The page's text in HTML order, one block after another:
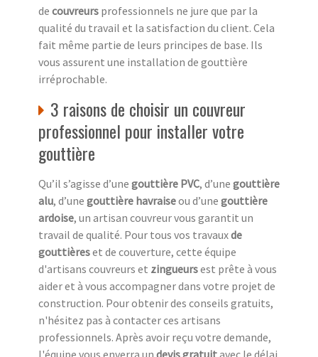
de couvreurs professionnels ne jure que par la
qualité du travail et la satisfaction du client. Cela
fait même partie de leurs principes de base. Ils
vous assurent une installation de gouttière
irréprochable.
3 raisons de choisir un couvreur
professionnel pour installer votre
gouttière
Qu’il s’agisse d’une gouttière PVC, d’une gouttière
alu, d’une gouttière havraiseou d’une gouttière
ardoise, un artisan couvreur vous garantit un
travail de qualité. Pour tous vos travauxde
gouttièreset de couverture, cette équipe
d'artisans couvreurs et zingueursest prête à vous
aider et à vous accompagner dans votre projet de
construction. Pour obtenir des conseils gratuits,
n'hésitez pas à contacter ces artisans
professionnels. Après avoir reçu votre demande,